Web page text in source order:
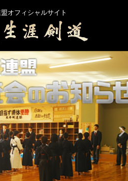
オフィシャルサイト